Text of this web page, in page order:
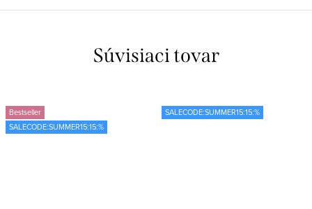
Súvisiaci tovar
Bestseller
SALECODE:SUMMER15:15:%
SALECODE:SUMMER15:15:%